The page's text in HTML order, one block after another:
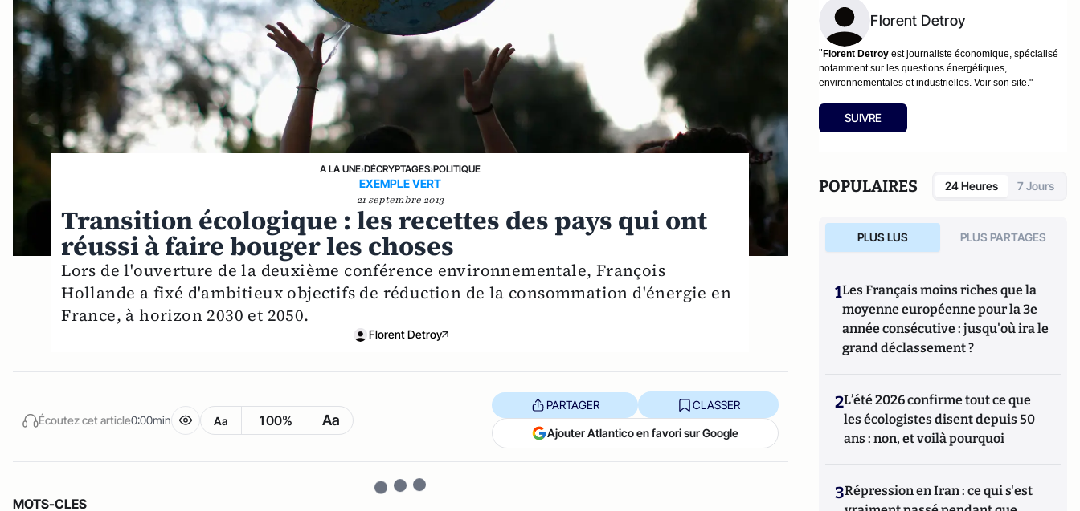
A LA UNE›DÉCRYPTAGES›POLITIQUE
EXEMPLE VERT
21 septembre 2013
Transition écologique : les recettes des pays qui ont
réussi à faire bouger les choses
Lors de l'ouverture de la deuxième conférence environnementale, François
Hollande a fixé d'ambitieux objectifs de réduction de la consommation d'énergie en
France, à horizon 2030 et 2050.
Florent Detroy
Écoutez cet article0:00min Aa 100% Aa
PARTAGER CLASSER
Ajouter Atlantico en favori sur Google
MOTS-CLES
Florent Detroy
"Florent Detroy est journaliste économique, spécialisé
notamment sur les questions énergétiques,
environnementales et industrielles.Voir son site."
SUIVRE
POPULAIRES 24 Heures 7 Jours
PLUS LUS PLUS PARTAGES
1Les Français moins riches que la
moyenne européenne pour la 3e
année consécutive : jusqu'où ira le
grand déclassement ?
2L’été 2026 confirme tout ce que
les écologistes disent depuis 50
ans : non, et voilà pourquoi
3Répression en Iran : ce qui s'est